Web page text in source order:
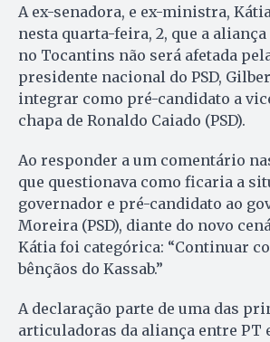
A ex-senadora, e ex-ministra,
nesta quarta-feira, 2, que a aliança
no Tocantins não será afetada
presidente nacional do PSD,
integrar como pré-candidato a
chapa de Ronaldo Caiado (PSD).
Ao responder a um comentário
que questionava como ficaria a
governador e pré-candidato ao
Moreira (PSD), diante do novo
Kátia foi categórica: “Continuar
bênçãos do Kassab.”
A declaração parte de uma das
articuladoras da aliança entre PT